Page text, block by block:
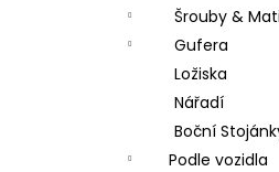
Šrouby &
Gufera
Ložiska
Nářadí
Boční
Podle vozidla